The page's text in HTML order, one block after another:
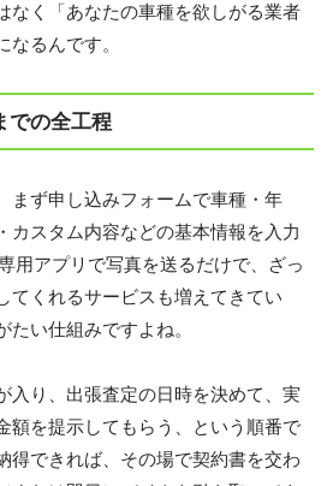
なく「あなたの車種を欲しがる業者
なるんです。
での全工程
まず申し込みフォームで車種・年
カスタム内容などの基本情報を入力
用アプリで写真を送るだけで、ざっ
てくれるサービスも増えてきてい
い仕組みですよね。
入り、出張査定の日時を決めて、実
額を提示してもらう、という順番で
得できれば、その場で契約書を交わ